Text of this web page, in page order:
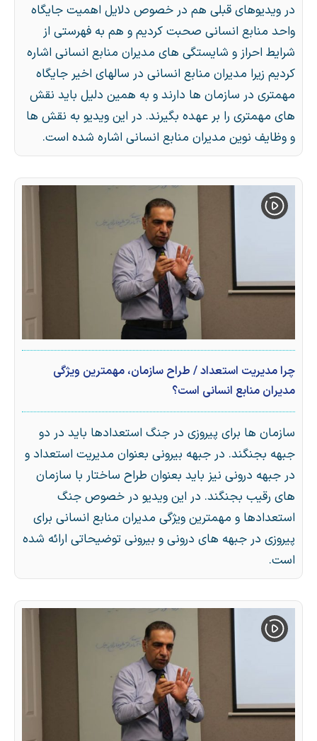
در ویدیوهای قبلی هم در خصوص دلایل اهمیت جایگاه
واحد منابع انسانی صحبت کردیم و هم به فهرستی از
شرایط احراز و شایستگی های مدیران منابع انسانی اشاره
کردیم زیرا مدیران منابع انسانی در سالهای اخیر جایگاه
مهمتری در سازمان ها دارند و به همین دلیل باید نقش
های مهمتری را بر عهده بگیرند. در این ویدیو به نقش ها
و وظایف نوین مدیران منابع انسانی اشاره شده است.
چرا مدیریت استعداد / طراح سازمان، مهمترین ویژگی
مدیران منابع انسانی است؟
سازمان ها برای پیروزی در جنگ استعدادها باید در دو
جبهه بجنگند. در جبهه بیرونی بعنوان مدیریت استعداد و
در جبهه درونی نیز باید بعنوان طراح ساختار با سازمان
های رقیب بجنگند. در این ویدیو در خصوص جنگ
استعدادها و مهمترین ویژگی مدیران منابع انسانی برای
پیروزی در جبهه های درونی و بیرونی توضیحاتی ارائه شده
است.